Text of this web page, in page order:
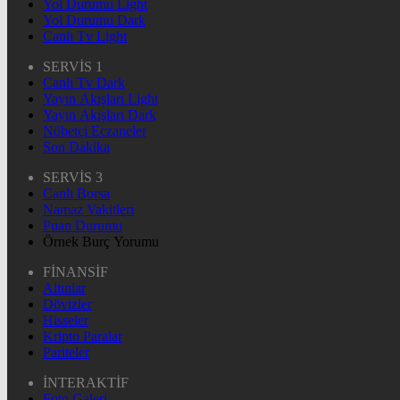
Yol Durumu Light
Yol Durumu Dark
Canlı Tv Light
SERVİS 1
Canlı Tv Dark
Yayın Akışları Light
Yayın Akışları Dark
Nöbetçi Eczaneler
Son Dakika
SERVİS 3
Canlı Borsa
Namaz Vakitleri
Puan Durumu
Örnek Burç Yorumu
FİNANSİF
Altınlar
Dövizler
Hisseler
Kripto Paralar
Pariteler
İNTERAKTİF